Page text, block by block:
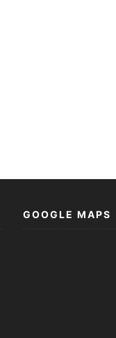
GOOGLE MAPS